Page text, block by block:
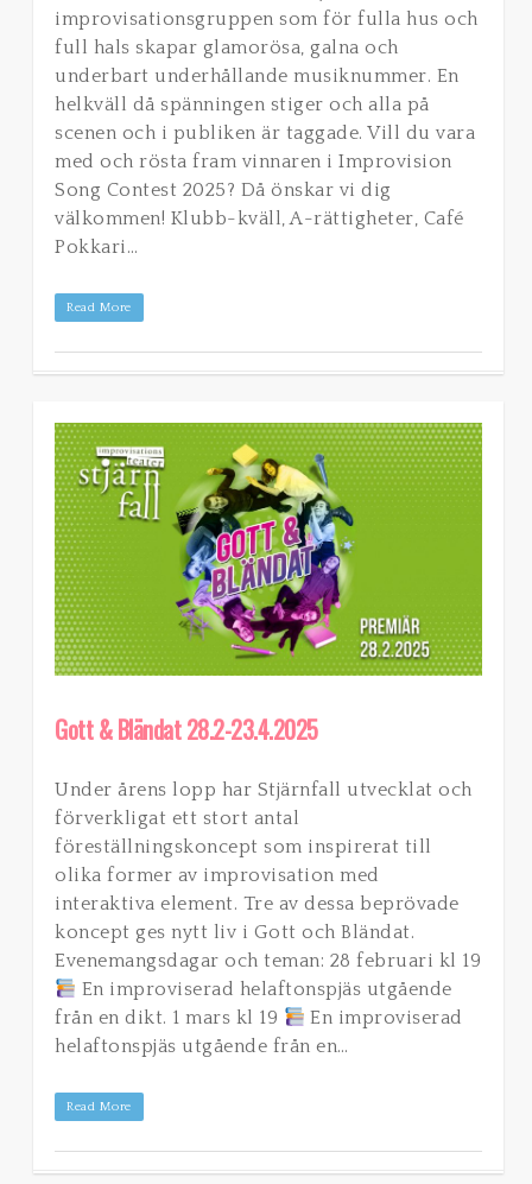
improvisationsgruppen som för fulla hus och
full hals skapar glamorösa, galna och
underbart underhållande musiknummer. En
helkväll då spänningen stiger och alla på
scenen och i publiken är taggade. Vill du vara
med och rösta fram vinnaren i Improvision
Song Contest 2025? Då önskar vi dig
välkommen! Klubb-kväll, A-rättigheter, Café
Pokkari…
Read More
Gott & Bländat 28.2-23.4.2025
Under årens lopp har Stjärnfall utvecklat och
förverkligat ett stort antal
föreställningskoncept som inspirerat till
olika former av improvisation med
interaktiva element. Tre av dessa beprövade
koncept ges nytt liv i Gott och Bländat.
Evenemangsdagar och teman: 28 februari kl 19
En improviserad helaftonspjäs utgående
från en dikt. 1 mars kl 19
En improviserad
helaftonspjäs utgående från en…
Read More